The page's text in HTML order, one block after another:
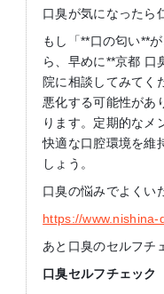
口臭が気になったら
もし「**口の匂い**
ら、早めに**京都 口
院に相談してみてく
悪化する可能性があ
ります。定期的なメ
快適な口腔環境を維
しょう。
口臭の悩みでよくい
https://
あと口臭のセルフチ
口臭セルフチェック